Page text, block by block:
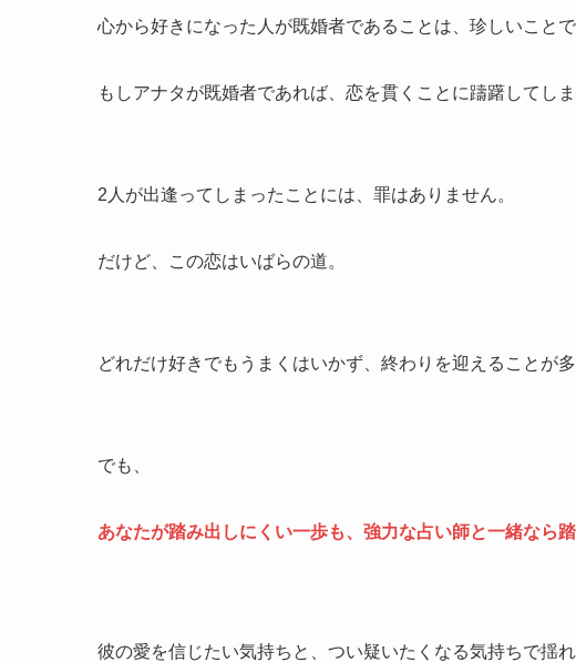
心から好きになった人が既婚者であることは、珍しいことで
もしアナタが既婚者であれば、恋を貫くことに躊躇してしま
2人が出逢ってしまったことには、罪はありません。
だけど、この恋はいばらの道。
どれだけ好きでもうまくはいかず、終わりを迎えることが
でも、
あなたが踏み出しにくい一歩も、強力な占い師と一緒なら
彼の愛を信じたい気持ちと、つい疑いたくなる気持ちで揺